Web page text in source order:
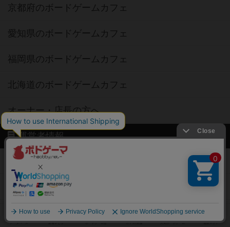
京都府のボードゲームカフェ
愛知県のボードゲームカフェ
福岡県のボードゲームカフェ
北海道のボードゲームカフェ
オーナー・店長の方へ
運営者情報
ご利用規約
個人情報保護方針
特定商取引法に基づく表記